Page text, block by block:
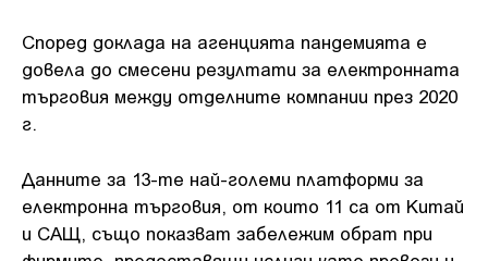
Според доклада на агенцията пандемията е
довела до смесени резултати за електронната
търговия между отделните компании през 2020
г.
Данните за 13-те най-големи платформи за
електронна търговия, от които 11 са от Китай
и САЩ, също показват забележим обрат при